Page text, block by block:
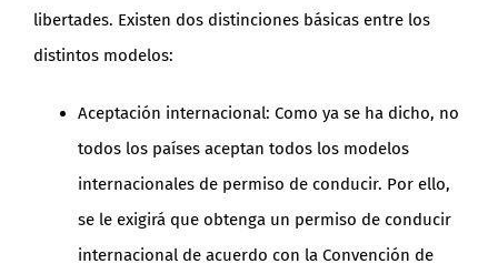
libertades. Existen dos distinciones básicas entre los
distintos modelos:
Aceptación internacional: Como ya se ha dicho, no
todos los países aceptan todos los modelos
internacionales de permiso de conducir. Por ello,
se le exigirá que obtenga un permiso de conducir
internacional de acuerdo con la Convención de